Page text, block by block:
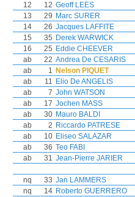
12
12 Geoff LEES
13
29 Marc SURER
14
26 Jacques LAFFITE
15
35 Derek WARWICK
16
25 Eddie CHEEVER
ab
22 Andrea De CESARIS
ab
1 Nelson PIQUET
ab
11 Elio De ANGELIS
ab
7 John WATSON
ab
17 Jochen MASS
ab
30 Mauro BALDI
ab
2 Riccardo PATRESE
ab
10 Eliseo SALAZAR
ab
36 Teo FABI
ab
31 Jean-Pierre JARIER
nq 33 Jan LAMMERS
nq
14 Roberto GUERRERO